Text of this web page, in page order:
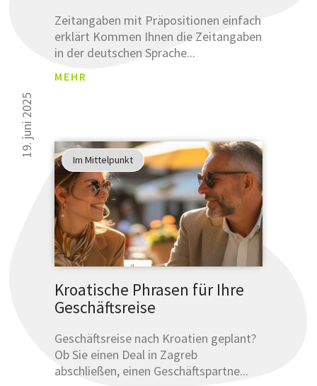
Zeitangaben mit Präpositionen einfach
erklärt Kommen Ihnen die Zeitangaben
in der deutschen Sprache...
MEHR
19. juni 2025
Im Mittelpunkt
Kroatische Phrasen für Ihre
Geschäftsreise
Geschäftsreise nach Kroatien geplant?
Ob Sie einen Deal in Zagreb
abschließen, einen Geschäftspartne...